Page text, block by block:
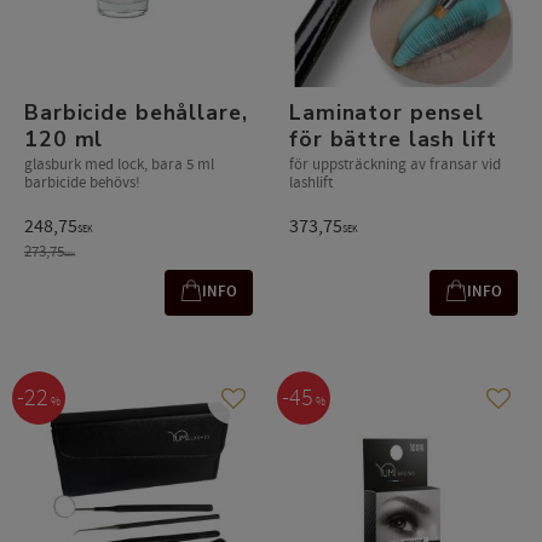
Barbicide behållare,
120 ml
glasburk med lock, bara 5 ml
barbicide behövs!
248,75SEK
273,75SEK
INFO
Laminator pensel
för bättre lash lift
för uppsträckning av fransar vid
lashlift
373,75SEK
INFO
22 % Lägg till i favoriter
45 %